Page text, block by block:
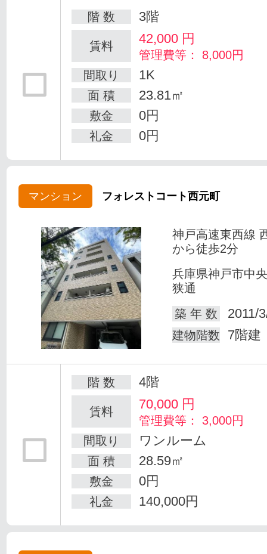
階 数 3階
賃料 42,000 円
管理費等： 8,000円
間取り
1K
面 積 23.81㎡
敷金 0円
礼金 0円
マンション フォレストコート西元町
神戸高速東西線
から徒歩2分
兵庫県神戸市中
狭通
築 年 数
2011/
建物階数 7階建
階 数 4階
賃料 70,000 円
管理費等： 3,000円
間取り
ワンルーム
面 積 28.59㎡
敷金 0円
礼金 140,000円